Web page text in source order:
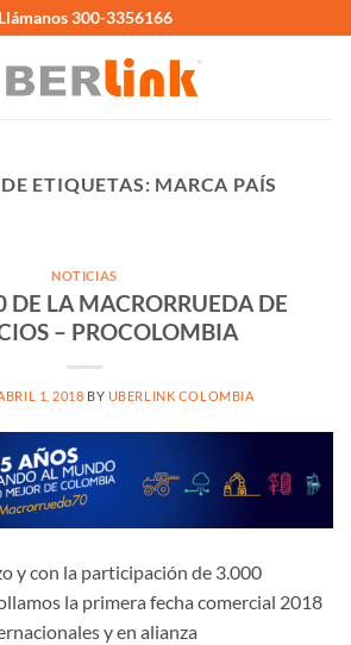
Llámanos 300-3356166
ETIQUETAS: MARCA PAÍS
NOTICIAS
DE LA MACRORRUEDA DE
– PROCOLOMBIA
1, 2018 BY UBERLINK COLOMBIA
y con la participación de 3.000
la primera fecha comercial 2018
y en alianza